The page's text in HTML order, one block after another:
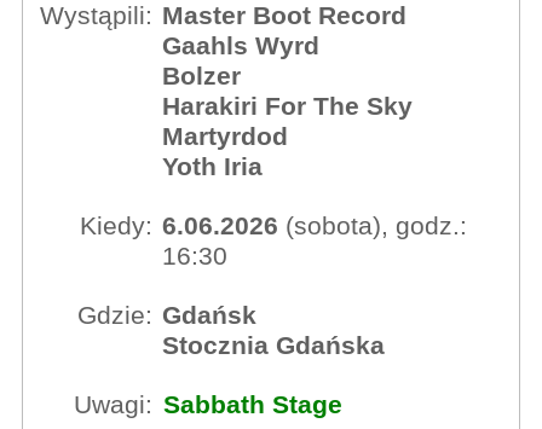
Wystąpili: Master Boot Record
Gaahls Wyrd
Bolzer
Harakiri For The Sky
Martyrdod
Yoth Iria
Kiedy: 6.06.2026 (sobota), godz.:
16:30
Gdzie: Gdańsk
Stocznia Gdańska
Uwagi: Sabbath Stage